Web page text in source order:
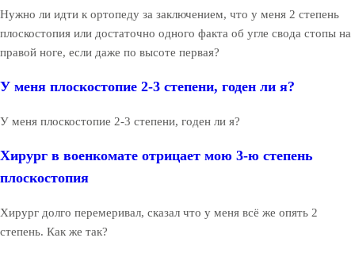
Нужно ли идти к ортопеду за заключением, что у меня 2 степень
плоскостопия или достаточно одного факта об угле свода стопы на
правой ноге, если даже по высоте первая?
У меня плоскостопие 2-3 степени, годен ли я?
У меня плоскостопие 2-3 степени, годен ли я?
Хирург в военкомате отрицает мою 3-ю степень
плоскостопия
Хирург долго перемеривал, сказал что у меня всё же опять 2
степень. Как же так?